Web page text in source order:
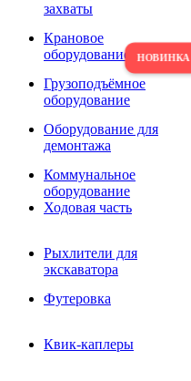
захваты
Крановое
оборудование
Грузоподъёмное
оборудование
Оборудование для
демонтажа
Коммунальное
оборудование
Ходовая часть
Рыхлители для
экскаватора
Футеровка
Квик-каплеры